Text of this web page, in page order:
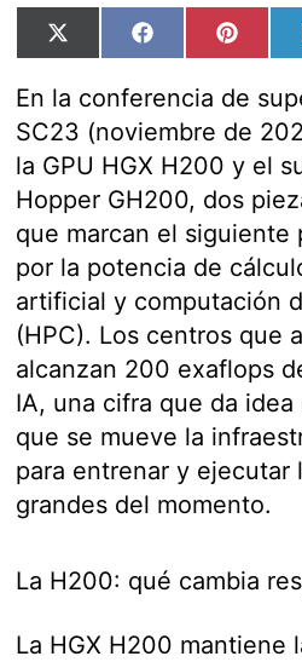
Compartir
en
X
Compartir
en
Facebook
en
En la conferencia de
SC23 (noviembre de
la GPU HGX H200 y el
Hopper GH200, dos
que marcan el siguiente
por la potencia de
artificial y computación
(HPC). Los centros que
alcanzan 200 exaflops
IA, una cifra que da idea
que se mueve la
para entrenar y ejecutar
grandes del momento.
La H200: qué cambia
La HGX H200 mantiene